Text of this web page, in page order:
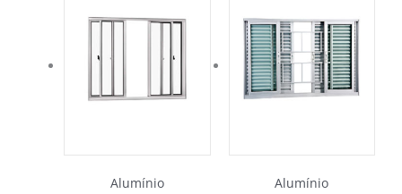
Alumínio Alumínio